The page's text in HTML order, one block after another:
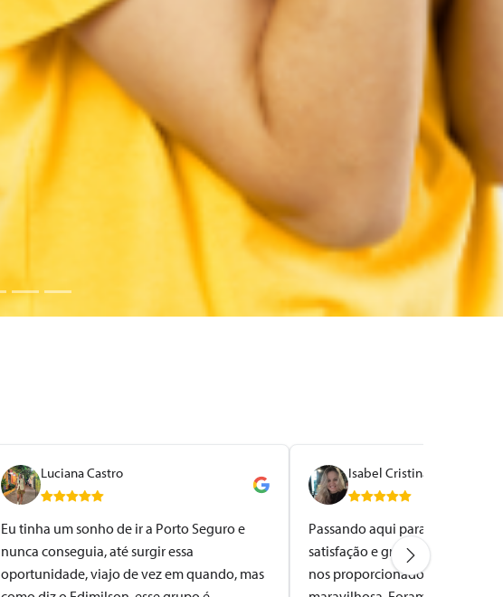
Luciana Castro
Eu tinha um sonho de ir a Porto Seguro e
nunca conseguia, até surgir essa
oportunidade, viajo de vez em quando, mas
Isabel Cristina
Passando aqui para registrar a
satisfação e gratidão a Rabelo
nos proporcionado uma viagem